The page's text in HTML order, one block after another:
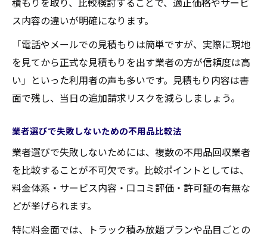
ス内容の違いが明確になります。
「電話やメールでの見積もりは簡単ですが、実際に現地
を見てから正式な見積もりを出す業者の方が信頼度は高
い」といった利用者の声も多いです。見積もり内容は書
面で残し、当日の追加請求リスクを減らしましょう。
業者選びで失敗しないための不用品比較法
業者選びで失敗しないためには、複数の不用品回収業者
を比較することが不可欠です。比較ポイントとしては、
料金体系・サービス内容・口コミ評価・許可証の有無な
どが挙げられます。
特に料金面では、トラック積み放題プランや品目ごとの